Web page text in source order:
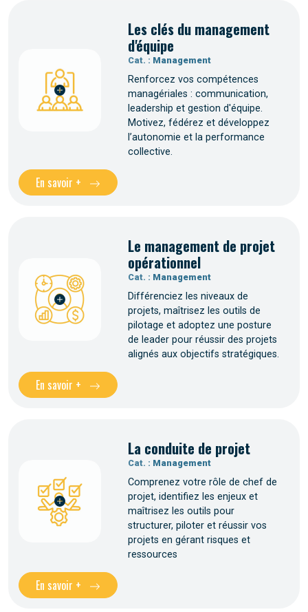
Les clés du management
d'équipe
Cat. : Management
Renforcez vos compétences
managériales : communication,
leadership et gestion d'équipe.
Motivez, fédérez et développez
l’autonomie et la performance
collective.
En savoir +
Le management de projet
opérationnel
Cat. : Management
Différenciez les niveaux de
projets, maîtrisez les outils de
pilotage et adoptez une posture
de leader pour réussir des projets
alignés aux objectifs stratégiques.
En savoir +
La conduite de projet
Cat. : Management
Comprenez votre rôle de chef de
projet, identifiez les enjeux et
maîtrisez les outils pour
structurer, piloter et réussir vos
projets en gérant risques et
ressources
En savoir +